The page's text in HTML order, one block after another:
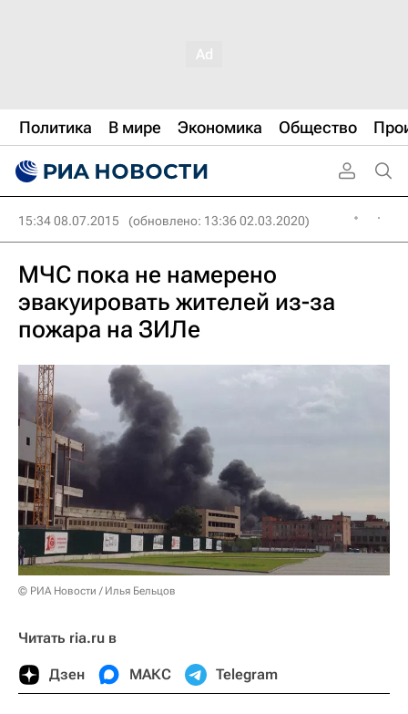
Политика В мире Экономика Общество
15:34 08.07.2015 (обновлено: 13:36 02.03.2020)
МЧС пока не намерено
эвакуировать жителей из-за
пожара на ЗИЛе
© РИА Новости / Илья Бельцов
Читать ria.ru в
Дзен МАКС Telegram